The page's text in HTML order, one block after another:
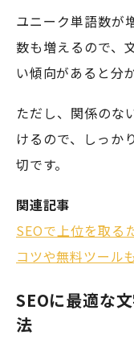
ユニーク単語数が
数も増えるので、
い傾向があると分
ただし、関係のな
けるので、しっか
切です。
関連記事
SEOで上位を取る
コツや無料ツール
SEOに最適な
法